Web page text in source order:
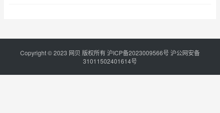
Copyright © 2023 网贝 版权所有沪ICP备2023009566号 沪公网安备
31011502401614号